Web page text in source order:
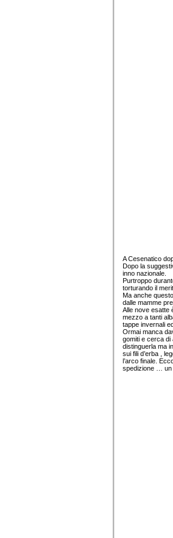
A Cesenatico
Dopo la
inno nazionale.
Purtroppo
torturando il
Ma anche
dalle mamme
Alle nove esatte
mezzo a tanti
tappe invernali
Ormai manca
gomiti e cerca di
distinguerla ma
sui fili d’erba ,
l’arco finale.
spedizione … un